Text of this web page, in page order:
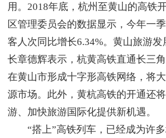
用。2018年底，杭州至黄山的高铁
区管理委员会的数据显示，今年一
客人次同比增长6.34%。黄山旅游
长章德辉表示，杭黄高铁直通长三
在黄山市形成十字形高铁网络，将
源市场。此外，黄杭高铁的开通还
游、加快旅游国际化提供新机遇。
“搭上”高铁列车，已经成为许多